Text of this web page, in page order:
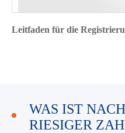
Leitfaden für die
WAS IST
RIESIGER